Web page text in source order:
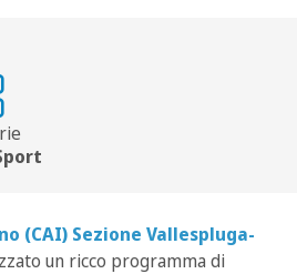
(CAI) Sezione Vallespluga-
un ricco programma di